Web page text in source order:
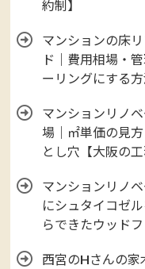
約制】
マンションの床
ド｜費用相場・
ーリングにする
マンションリノ
場｜㎡単価の見
とし穴【大阪の工
マンションリノ
にシュタイコゼ
らできたウッド
西宮のHさんの家